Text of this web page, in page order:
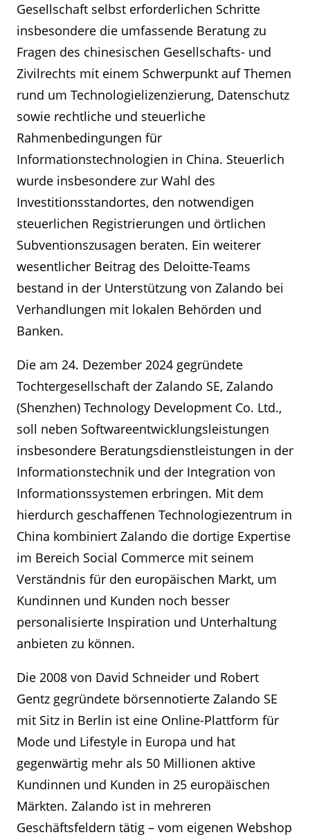
Gesellschaft selbst erforderlichen Schritte
insbesondere die umfassende Beratung zu
Fragen des chinesischen Gesellschafts- und
Zivilrechts mit einem Schwerpunkt auf Themen
rund um Technologielizenzierung, Datenschutz
sowie rechtliche und steuerliche
Rahmenbedingungen für
Informationstechnologien in China. Steuerlich
wurde insbesondere zur Wahl des
Investitionsstandortes, den notwendigen
steuerlichen Registrierungen und örtlichen
Subventionszusagen beraten. Ein weiterer
wesentlicher Beitrag des Deloitte-Teams
bestand in der Unterstützung von Zalando bei
Verhandlungen mit lokalen Behörden und
Banken.
Die am 24. Dezember 2024 gegründete
Tochtergesellschaft der Zalando SE, Zalando
(Shenzhen) Technology Development Co. Ltd.,
soll neben Softwareentwicklungsleistungen
insbesondere Beratungsdienstleistungen in der
Informationstechnik und der Integration von
Informationssystemen erbringen. Mit dem
hierdurch geschaffenen Technologiezentrum in
China kombiniert Zalando die dortige Expertise
im Bereich Social Commerce mit seinem
Verständnis für den europäischen Markt, um
Kundinnen und Kunden noch besser
personalisierte Inspiration und Unterhaltung
anbieten zu können.
Die 2008 von David Schneider und Robert
Gentz gegründete börsennotierte Zalando SE
mit Sitz in Berlin ist eine Online-Plattform für
Mode und Lifestyle in Europa und hat
gegenwärtig mehr als 50 Millionen aktive
Kundinnen und Kunden in 25 europäischen
Märkten. Zalando ist in mehreren
Geschäftsfeldern tätig – vom eigenen Webshop